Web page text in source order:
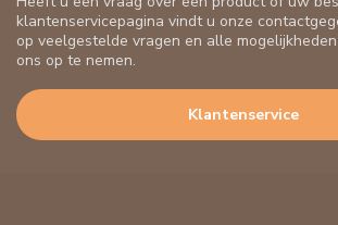
klantenservicepagina vindt u onze
op veelgestelde vragen en alle
ons op te nemen.
Klantenservice